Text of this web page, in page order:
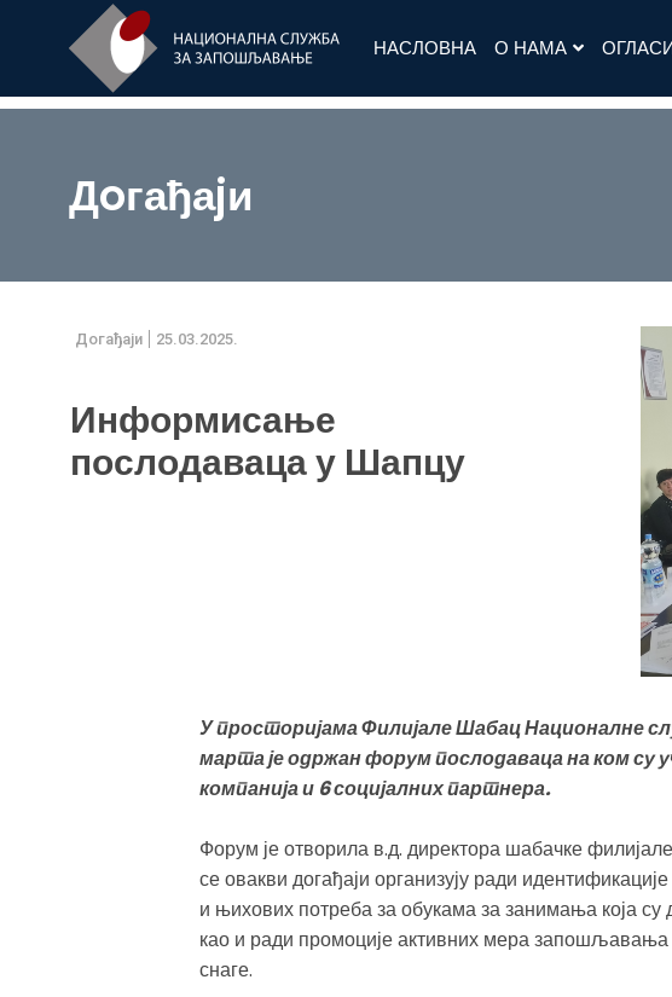
НАСЛОВНА О НАМА
Дoгађаjи
Дoгађаjи 25.03.2025.
Информисање
послодаваца у Шапцу
У просторијама Филијале Шабац Националне
марта је одржан форум послодаваца на ком су
компанија и 6 социјалних партнера.
Форум је отворила в.д. директора шабачке
се овакви догађаји организују ради
и њихових потреба за обукама за занимања која
као и ради промоције активних мера
снаге.